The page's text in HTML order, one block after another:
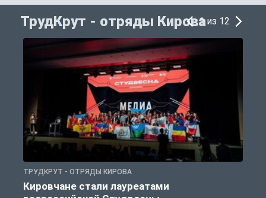
ТрудКрут - отряды Кирова1 из 12
ТРУДКРУТ - ОТРЯДЫ КИРОВА
Кировчане стали лауреатами